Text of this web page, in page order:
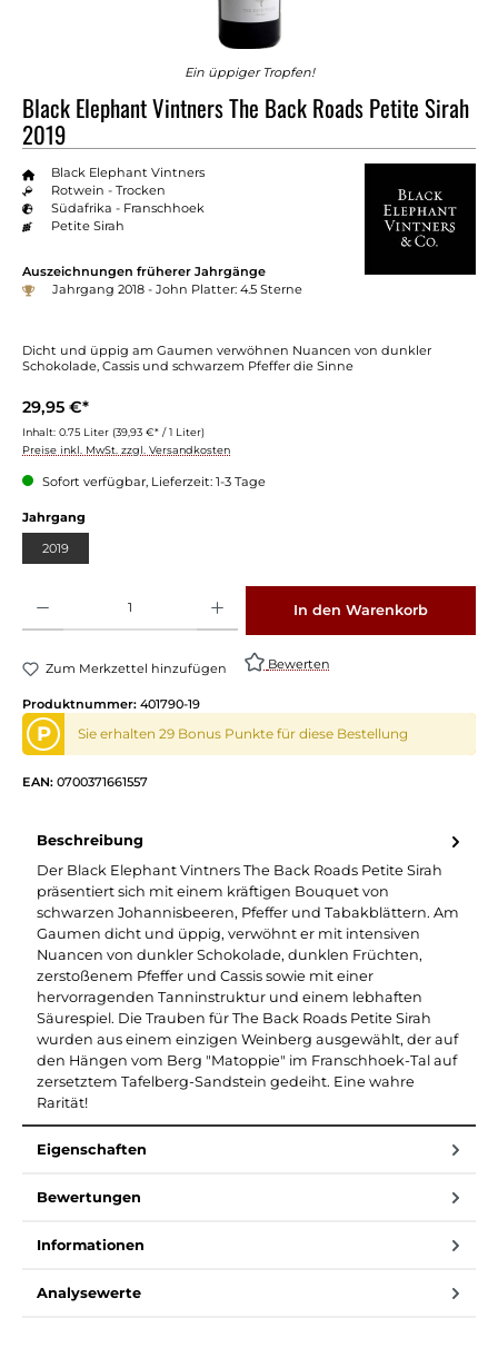
Ein üppiger Tropfen!
Black Elephant Vintners The Back Roads Petite Sirah
2019
Black Elephant Vintners
Rotwein - Trocken
Südafrika - Franschhoek
Petite Sirah
Auszeichnungen früherer Jahrgänge
Jahrgang 2018 - John Platter: 4.5 Sterne
Dicht und üppig am Gaumen verwöhnen Nuancen von dunkler
Schokolade, Cassis und schwarzem Pfeffer die Sinne
29,95 €*
Inhalt: 0.75 Liter (39,93 €* / 1 Liter)
Preise inkl. MwSt. zzgl. Versandkosten
Sofort verfügbar, Lieferzeit: 1-3 Tage
Jahrgang
2019
In den Warenkorb
Zum Merkzettel hinzufügen Bewerten
Produktnummer: 401790-19
P Sie erhalten 29 Bonus Punkte für diese Bestellung
EAN: 0700371661557
Beschreibung
Der Black Elephant Vintners The Back Roads Petite Sirah
präsentiert sich mit einem kräftigen Bouquet von
schwarzen Johannisbeeren, Pfeffer und Tabakblättern. Am
Gaumen dicht und üppig, verwöhnt er mit intensiven
Nuancen von dunkler Schokolade, dunklen Früchten,
zerstoßenem Pfeffer und Cassis sowie mit einer
hervorragenden Tanninstruktur und einem lebhaften
Säurespiel. Die Trauben für The Back Roads Petite Sirah
wurden aus einem einzigen Weinberg ausgewählt, der auf
den Hängen vom Berg "Matoppie" im Franschhoek-Tal auf
zersetztem Tafelberg-Sandstein gedeiht. Eine wahre
Rarität!
Eigenschaften
Bewertungen
Informationen
Analysewerte